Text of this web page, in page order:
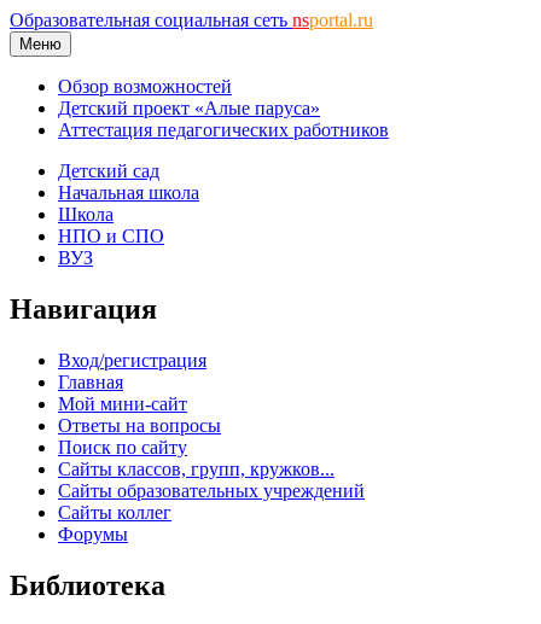
Образовательная социальная сеть nsportal.ru
Меню
Обзор возможностей
Детский проект «Алые паруса»
Аттестация педагогических работников
Детский сад
Начальная школа
Школа
НПО и СПО
ВУЗ
Навигация
Вход/регистрация
Главная
Мой мини-сайт
Ответы на вопросы
Поиск по сайту
Сайты классов, групп, кружков...
Сайты образовательных учреждений
Сайты коллег
Форумы
Библиотека